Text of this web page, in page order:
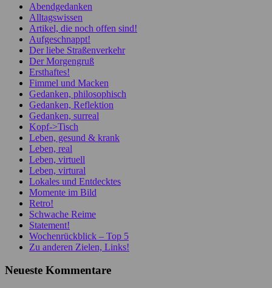
Abendgedanken
Alltagswissen
Artikel, die noch offen sind!
Aufgeschnappt!
Der liebe Straßenverkehr
Der Morgengruß
Ersthaftes!
Fimmel und Macken
Gedanken, philosophisch
Gedanken, Reflektion
Gedanken, surreal
Kopf->Tisch
Leben, gesund & krank
Leben, real
Leben, virtuell
Leben, virtural
Lokales und Entdecktes
Momente im Bild
Retro!
Schwache Reime
Statement!
Wochenrückblick – Top 5
Zu anderen Zielen, Links!
Neueste Kommentare